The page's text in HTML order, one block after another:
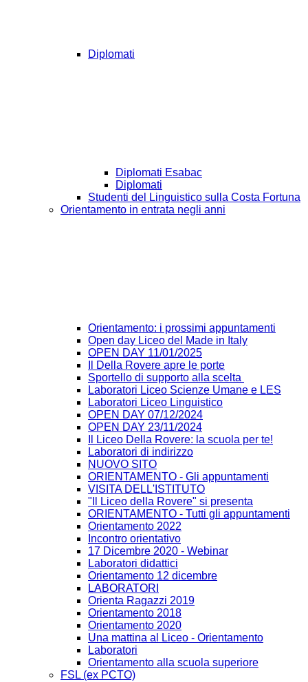
Diplomati
Diplomati Esabac
Diplomati
Studenti del Linguistico sulla Costa Fortuna
Orientamento in entrata negli anni
Orientamento: i prossimi appuntamenti
Open day Liceo del Made in Italy
OPEN DAY 11/01/2025
Il Della Rovere apre le porte
Sportello di supporto alla scelta
Laboratori Liceo Scienze Umane e LES
Laboratori Liceo Linguistico
OPEN DAY 07/12/2024
OPEN DAY 23/11/2024
Il Liceo Della Rovere: la scuola per te!
Laboratori di indirizzo
NUOVO SITO
ORIENTAMENTO - Gli appuntamenti
VISITA DELL'ISTITUTO
"Il Liceo della Rovere" si presenta
ORIENTAMENTO - Tutti gli appuntamenti
Orientamento 2022
Incontro orientativo
17 Dicembre 2020 - Webinar
Laboratori didattici
Orientamento 12 dicembre
LABORATORI
Orienta Ragazzi 2019
Orientamento 2018
Orientamento 2020
Una mattina al Liceo - Orientamento
Laboratori
Orientamento alla scuola superiore
FSL (ex PCTO)